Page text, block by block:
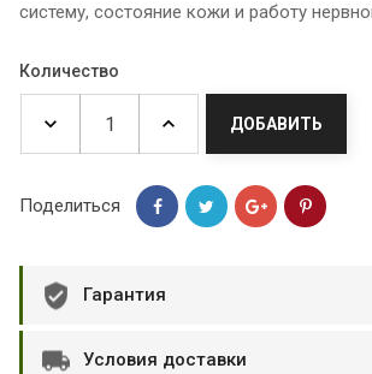
систему, состояние кожи и работу
Количество
ДОБАВИТЬ
Поделиться
Гарантия
Условия доставки